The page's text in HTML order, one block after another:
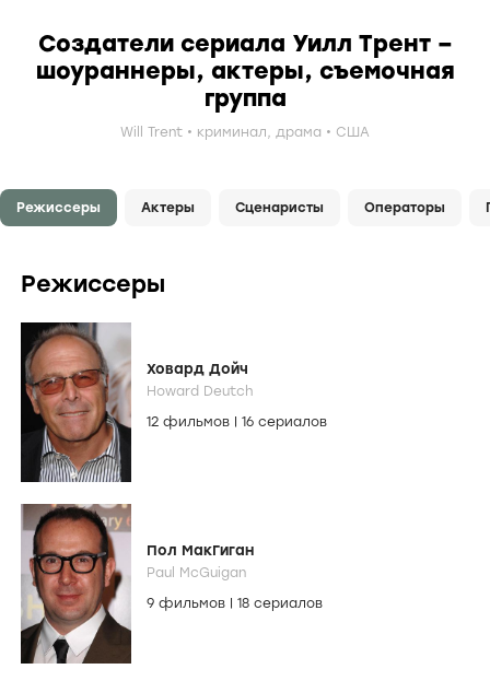
Создатели сериала Уилл Трент –
шоураннеры, актеры, съемочная
группа
Will Trent криминал, драма США
Режиссеры Актеры Сценаристы Операторы
Режиссеры
Ховард Дойч
Howard Deutch
12 фильмов
16 сериалов
Пол МакГиган
Paul McGuigan
9 фильмов
18 сериалов